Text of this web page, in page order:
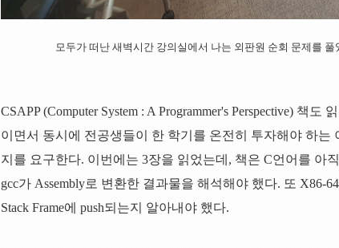
모두가 떠난 새벽시간 강의실에서 나는 외판원 순회 문제를
CSAPP (Computer System : A Programmer's Perspective) 책
이면서 동시에 전공생들이 한 학기를 온전히 투자해야 하
지를 요구한다. 이번에는 3장을 읽었는데, 책은 C언어를 아
gcc가 Assembly로 변환한 결과물을 해석해야 했다. 또 X86-
Stack Frame에 push되는지 알아내야 했다.